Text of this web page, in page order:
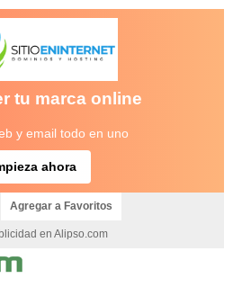
tu marca online
y email todo en uno
ahora
Agregar a Favoritos
en Alipso.com